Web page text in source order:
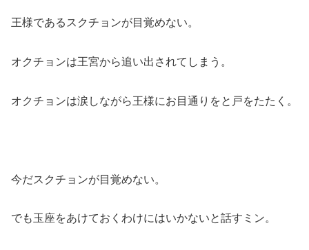
王様であるスクチョンが目覚めない。
オクチョンは王宮から追い出されてしまう。
オクチョンは涙しながら王様にお目通りをと戸をたたく。
今だスクチョンが目覚めない。
でも玉座をあけておくわけにはいかないと話すミン。